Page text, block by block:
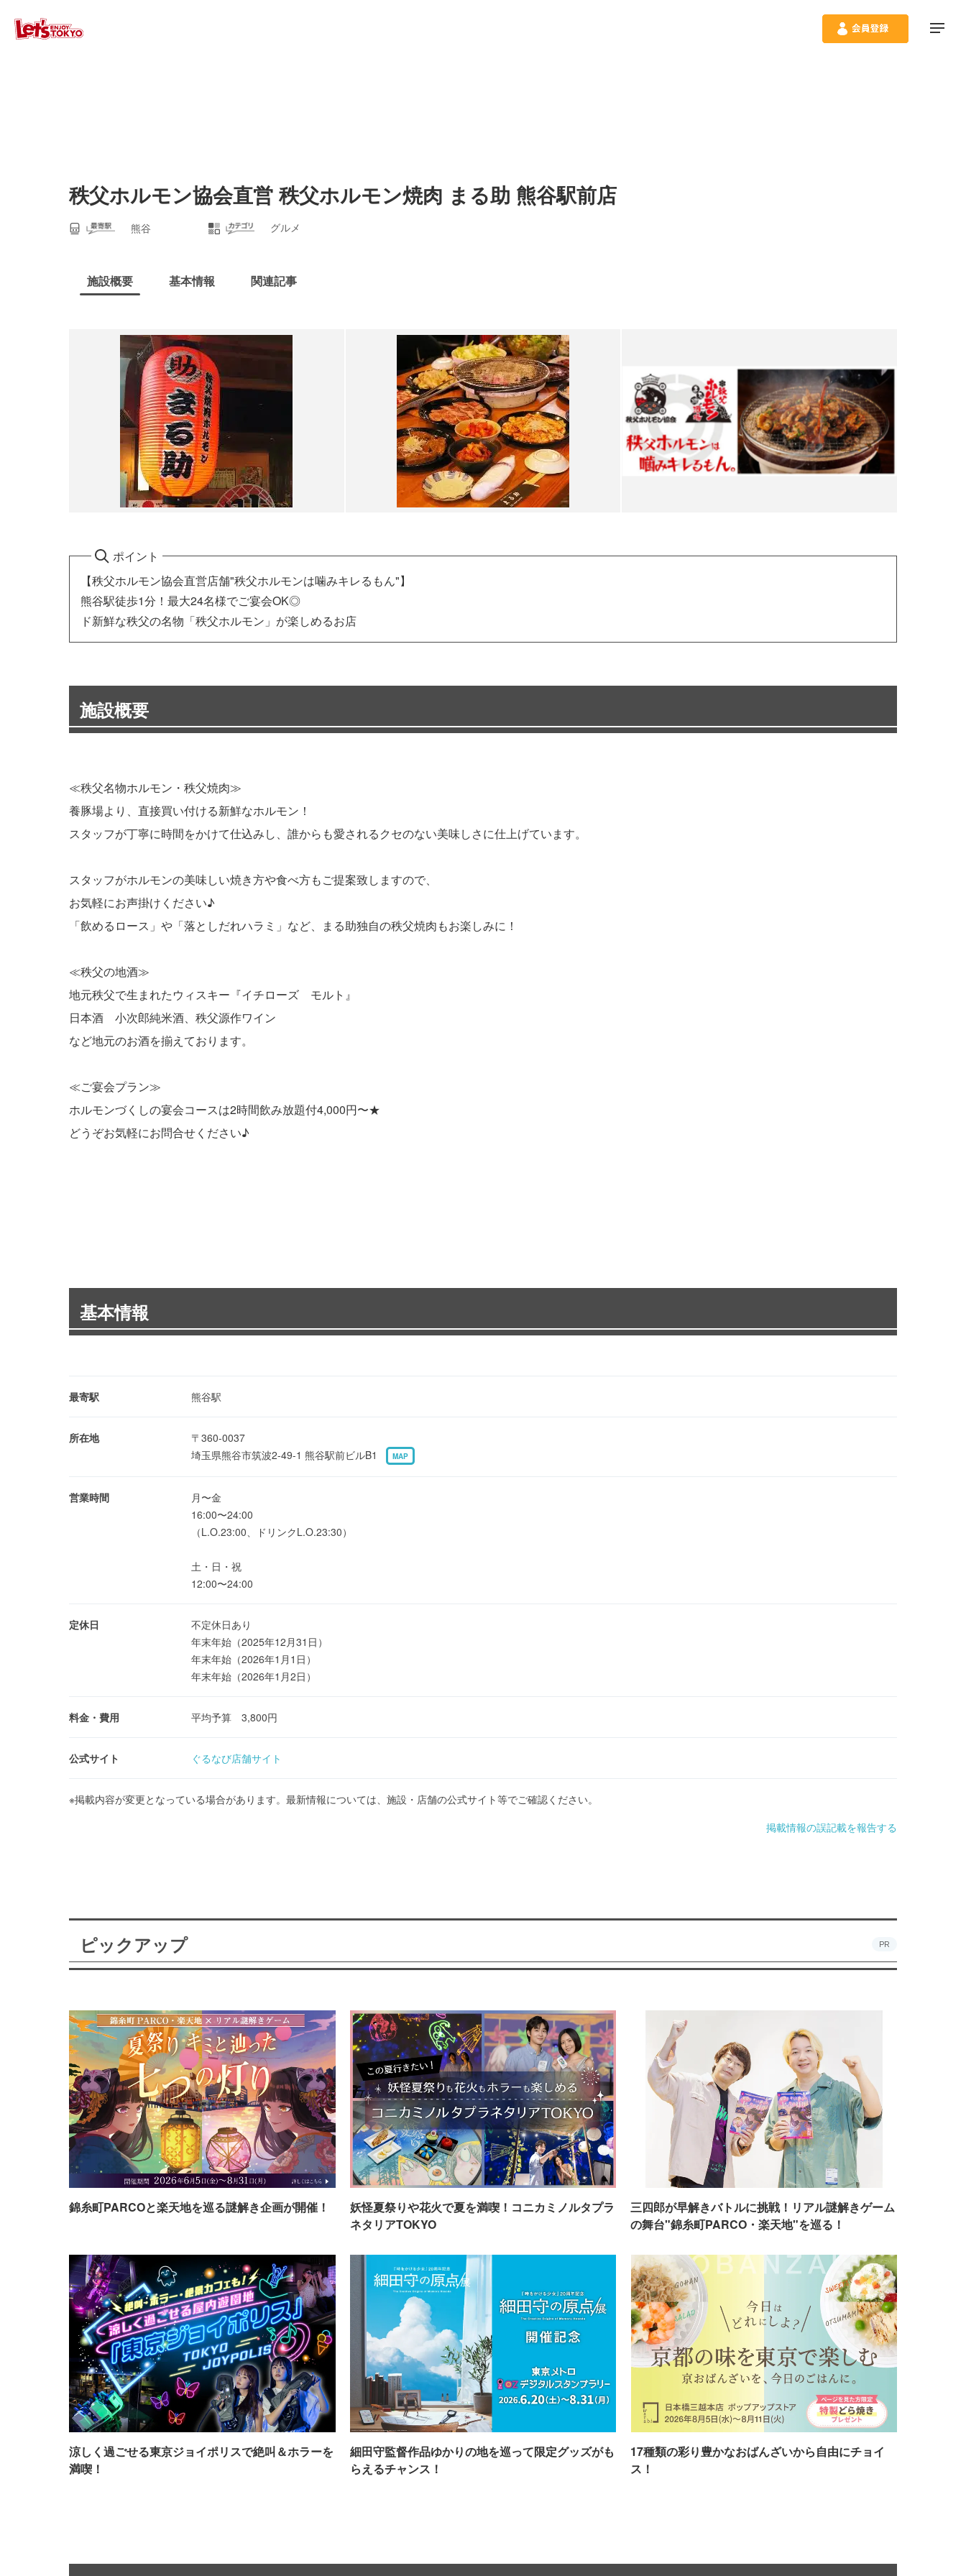
秩父ホルモン協会直営 秩父ホルモン焼肉 まる助 熊谷駅前店
熊谷 グルメ
施設概要 基本情報 関連記事
ポイント
【秩父ホルモン協会直営店舗"秩父ホルモンは噛みキレるもん"】
熊谷駅徒歩1分！最大24名様でご宴会OK◎
ド新鮮な秩父の名物「秩父ホルモン」が楽しめるお店
施設概要
≪秩父名物ホルモン・秩父焼肉≫
養豚場より、直接買い付ける新鮮なホルモン！
スタッフが丁寧に時間をかけて仕込みし、誰からも愛されるクセのない美味しさに仕上げています。
スタッフがホルモンの美味しい焼き方や食べ方もご提案致しますので、
お気軽にお声掛けください♪
「飲めるロース」や「落としだれハラミ」など、まる助独自の秩父焼肉もお楽しみに！
≪秩父の地酒≫
地元秩父で生まれたウィスキー『イチローズ モルト』
日本酒 小次郎純米酒、秩父源作ワイン
など地元のお酒を揃えております。
≪ご宴会プラン≫
ホルモンづくしの宴会コースは2時間飲み放題付4,000円〜★
どうぞお気軽にお問合せください♪
基本情報
最寄駅 熊谷駅
所在地
〒360-0037
埼玉県熊谷市筑波2-49-1 熊谷駅前ビルB1
MAP
営業時間
月〜金
16:00〜24:00
（L.O.23:00、ドリンクL.O.23:30）
土・日・祝
12:00〜24:00
定休日
不定休日あり
年末年始（2025年12月31日）
年末年始（2026年1月1日）
年末年始（2026年1月2日）
料金・費用 平均予算 3,800円
公式サイト ぐるなび店舗サイト
※掲載内容が変更となっている場合があります。最新情報については、施設・店舗の公式サイト等でご確認ください。
掲載情報の誤記載を報告する
ピックアップ PR
錦糸町PARCOと楽天地を巡る謎解き企画が開催！
妖怪夏祭りや花火で夏を満喫！コニカミノルタプラ
ネタリアTOKYO
三四郎が早解きバトルに挑戦！リアル謎解きゲーム
の舞台"錦糸町PARCO・楽天地"を巡る！
涼しく過ごせる東京ジョイポリスで絶叫＆ホラーを
満喫！
細田守監督作品ゆかりの地を巡って限定グッズがも
らえるチャンス！
17種類の彩り豊かなおばんざいから自由にチョイ
ス！